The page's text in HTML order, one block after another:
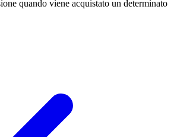
quando viene acquistato un determinato